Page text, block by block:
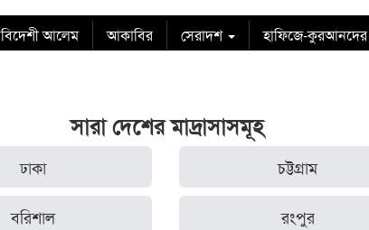
বিদেশী আলেম আকাবির সেরাদশ হাফিজে-কুরআনদের
সারা দেশের মাদ্রাসাসমূহ
ঢাকা চট্টগ্রাম
বরিশাল রংপুর